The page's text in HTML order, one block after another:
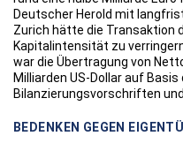
Deutscher Herold mit
Zurich hätte die Transaktion
Kapitalintensität zu
war die Übertragung von
Milliarden US-Dollar auf
Bilanzierungsvorschriften
BEDENKEN GEGEN